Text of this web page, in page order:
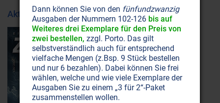
Aktuelle Ausgabe
Dann können Sie von den fünfundzwanzig
Ausgaben der Nummern 102-126 bis auf
Weiteres drei Exemplare für den Preis von
zwei bestellen, zzgl. Porto. Das gilt
selbstverständlich auch für entsprechend
vielfache Mengen (z.Bsp. 9 Stück bestellen
und nur 6 bezahlen). Dabei können Sie frei
wählen, welche und wie viele Exemplare der
Ausgaben Sie zu einem „3 für 2“-Paket
zusammenstellen wollen.